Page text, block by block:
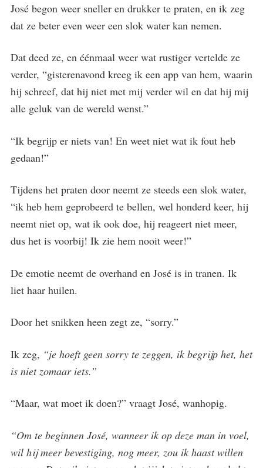
José begon weer sneller en drukker te praten, en ik zeg
dat ze beter even weer een slok water kan nemen.
Dat deed ze, en éénmaal weer wat rustiger vertelde ze
verder, “gisterenavond kreeg ik een app van hem, waarin
hij schreef, dat hij niet met mij verder wil en dat hij mij
alle geluk van de wereld wenst.”
“Ik begrijp er niets van! En weet niet wat ik fout heb
gedaan!”
Tijdens het praten door neemt ze steeds een slok water,
“ik heb hem geprobeerd te bellen, wel honderd keer, hij
neemt niet op, wat ik ook doe, hij reageert niet meer,
dus het is voorbij! Ik zie hem nooit weer!”
De emotie neemt de overhand en José is in tranen. Ik
liet haar huilen.
Door het snikken heen zegt ze, “sorry.”
Ik zeg, “je hoeft geen sorry te zeggen, ik begrijp het, het
is niet zomaar iets.”
“Maar, wat moet ik doen?” vraagt José, wanhopig.
“Om te beginnen José, wanneer ik op deze man in voel,
wil hij meer bevestiging, nog meer, zou ik haast willen